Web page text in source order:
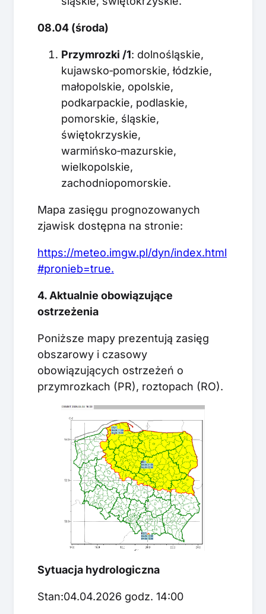
08.04 (środa)
Przymrozki /1: dolnośląskie,
kujawsko‑pomorskie, łódzkie,
małopolskie, opolskie,
podkarpackie, podlaskie,
pomorskie, śląskie,
świętokrzyskie,
warmińsko‑mazurskie,
wielkopolskie,
zachodniopomorskie.
Mapa zasięgu prognozowanych
zjawisk dostępna na stronie:
https://meteo.imgw.pl/dyn/index.html
#pronieb=true.
4. Aktualnie obowiązujące
ostrzeżenia
Poniższe mapy prezentują zasięg
obszarowy i czasowy
obowiązujących ostrzeżeń o
przymrozkach (PR), roztopach (RO).
Sytuacja hydrologiczna
Stan:04.04.2026 godz. 14:00